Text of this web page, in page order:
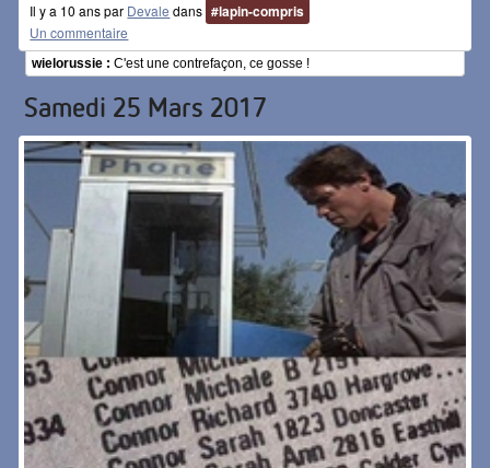
Il y a 10 ans par Devale dans #lapin-compris
Un commentaire
wielorussie : C'est une contrefaçon, ce gosse !
Samedi 25 Mars 2017